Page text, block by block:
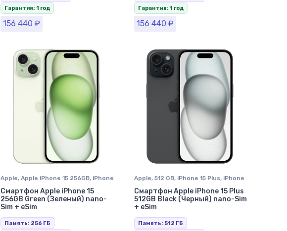
Гарантия: 1 год
156 440 ₽
Гарантия: 1 год
156 440 ₽
Apple, Apple iPhone 15 256GB, iPhone
15
iPhone в Ставрополе
Смартфон Apple iPhone 15
256GB Green (Зеленый) nano-
Sim + eSim
Память: 256 ГБ
Apple, 512 GB, iPhone 15 Plus, iPhone
в Ставрополе
Смартфон Apple iPhone 15 Plus
512GB Black (Черный) nano-Sim
+ eSim
Память: 512 ГБ